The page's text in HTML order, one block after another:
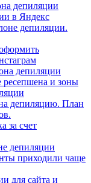
депиляции
в Яндекс
депиляции.
депиляции
и зоны
депиляцию. План
за счет
депиляции
приходили чаще
для сайта и